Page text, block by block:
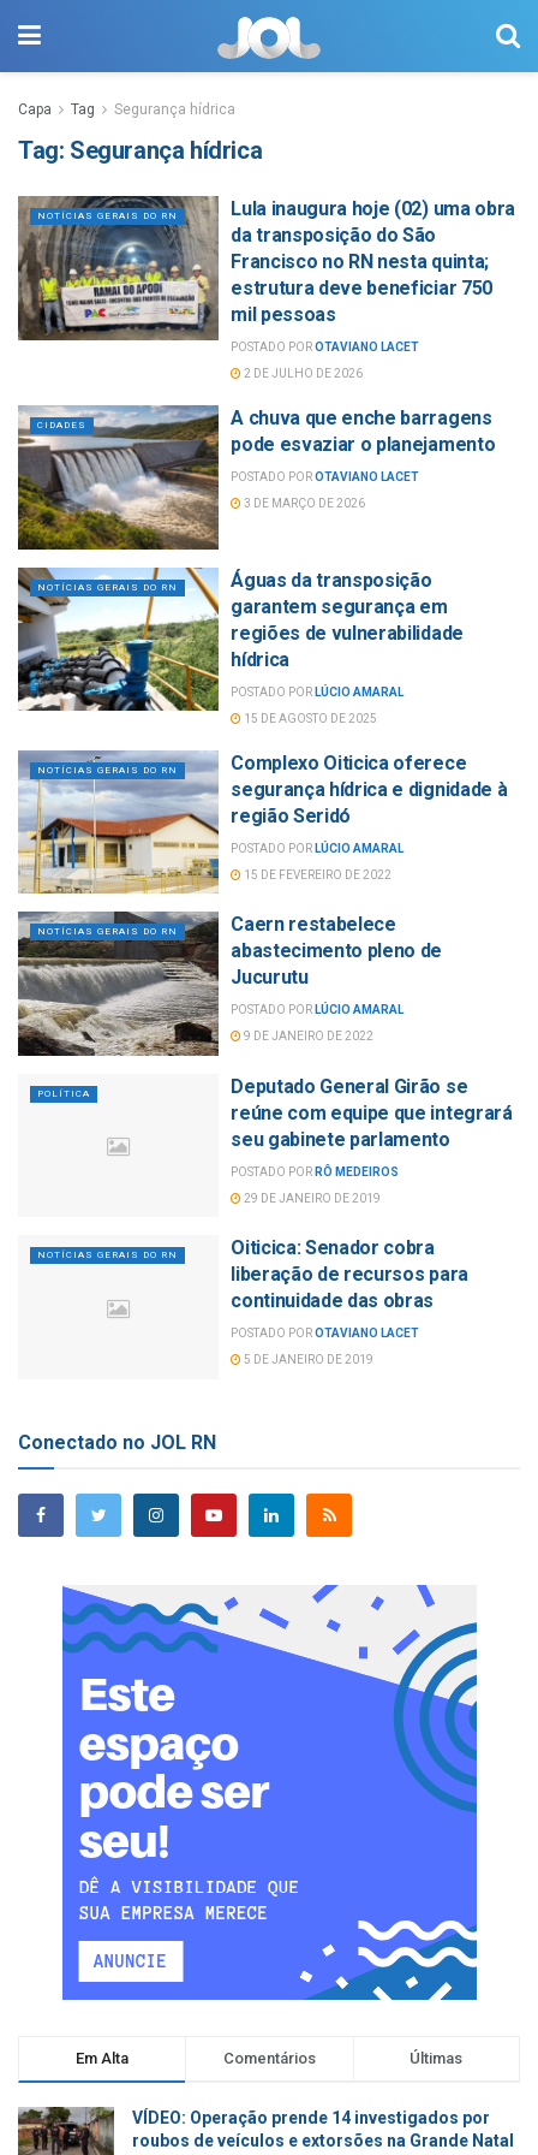
Capa Tag Segurança hídrica
Tag: Segurança hídrica
NOTÍCIAS GERAIS DO RN
Lula inaugura hoje (02) uma obra
da transposição do São
Francisco no RN nesta quinta;
estrutura deve beneficiar 750
mil pessoas
POSTADO POROTAVIANO LACET
2 DE JULHO DE 2026
CIDADES
A chuva que enche barragens
pode esvaziar o planejamento
POSTADO POROTAVIANO LACET
3 DE MARÇO DE 2026
NOTÍCIAS GERAIS DO RN
Águas da transposição
garantem segurança em
regiões de vulnerabilidade
hídrica
POSTADO POR LÚCIO AMARAL
15 DE AGOSTO DE 2025
NOTÍCIAS GERAIS DO RN
Complexo Oiticica oferece
segurança hídrica e dignidade à
região Seridó
POSTADO POR LÚCIO AMARAL
15 DE FEVEREIRO DE 2022
NOTÍCIAS GERAIS DO RN
Caern restabelece
abastecimento pleno de
Jucurutu
POSTADO POR LÚCIO AMARAL
9 DE JANEIRO DE 2022
POLÍTICA
Deputado General Girão se
reúne com equipe que integrará
seu gabinete parlamento
POSTADO POR RÔ MEDEIROS
29 DE JANEIRO DE 2019
NOTÍCIAS GERAIS DO RN
Oiticica: Senador cobra
liberação de recursos para
continuidade das obras
POSTADO POROTAVIANO LACET
5 DE JANEIRO DE 2019
Conectado no JOL RN
Em Alta Comentários Últimas
VÍDEO: Operação prende 14 investigados por
roubos de veículos e extorsões na Grande Natal